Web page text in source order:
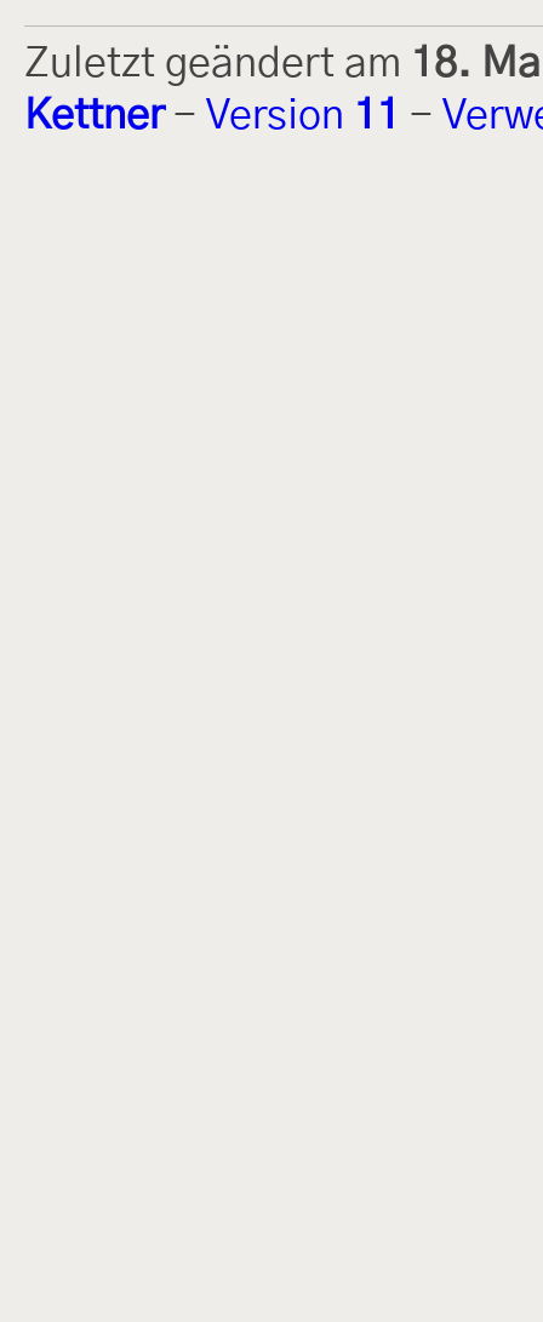
Zuletzt geändert am 18.
Kettner- Version 11 -